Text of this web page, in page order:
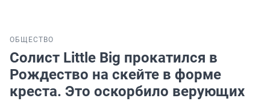
ОБЩЕСТВО
Солист Little Big прокатился в
Рождество на скейте в форме
креста. Это оскорбило верующих